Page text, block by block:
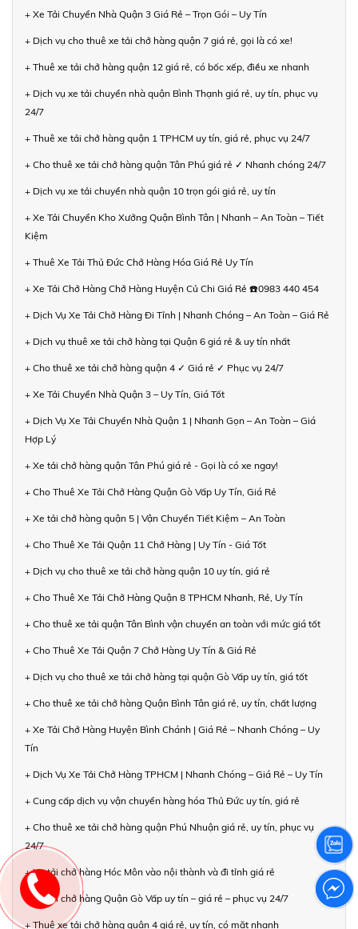
+ Xe Tải Chuyển Nhà Quận 3 Giá Rẻ – Trọn Gói – Uy Tín
+ Dịch vụ cho thuê xe tải chở hàng quận 7 giá rẻ, gọi là có xe!
+ Thuê xe tải chở hàng quận 12 giá rẻ, có bốc xếp, điều xe nhanh
+ Dịch vụ xe tải chuyển nhà quận Bình Thạnh giá rẻ, uy tín, phục vụ
24/7
+ Thuê xe tải chở hàng quận 1 TPHCM uy tín, giá rẻ, phục vụ 24/7
+ Cho thuê xe tải chở hàng quận Tân Phú giá rẻ ✓ Nhanh chóng 24/7
+ Dịch vụ xe tải chuyển nhà quận 10 trọn gói giá rẻ, uy tín
+ Xe Tải Chuyển Kho Xưởng Quận Bình Tân | Nhanh – An Toàn – Tiết
Kiệm
+ Thuê Xe Tải Thủ Đức Chở Hàng Hóa Giá Rẻ Uy Tín
+ Xe Tải Chở Hàng Chở Hàng Huyện Củ Chi Giá Rẻ ☎️0983 440 454
+ Dịch Vụ Xe Tải Chở Hàng Đi Tỉnh | Nhanh Chóng – An Toàn – Giá Rẻ
+ Dịch vụ thuê xe tải chở hàng tại Quận 6 giá rẻ & uy tín nhất
+ Cho thuê xe tải chở hàng quận 4 ✓ Giá rẻ ✓ Phục vụ 24/7
+ Xe Tải Chuyển Nhà Quận 3 – Uy Tín, Giá Tốt
+ Dịch Vụ Xe Tải Chuyển Nhà Quận 1 | Nhanh Gọn – An Toàn – Giá
Hợp Lý
+ Xe tải chở hàng quận Tân Phú giá rẻ - Gọi là có xe ngay!
+ Cho Thuê Xe Tải Chở Hàng Quận Gò Vấp Uy Tín, Giá Rẻ
+ Xe tải chở hàng quận 5 | Vận Chuyển Tiết Kiệm – An Toàn
+ Cho Thuê Xe Tải Quận 11 Chở Hàng | Uy Tín - Giá Tốt
+ Dịch vụ cho thuê xe tải chở hàng quận 10 uy tín, giá rẻ
+ Cho Thuê Xe Tải Chở Hàng Quận 8 TPHCM Nhanh, Rẻ, Uy Tín
+ Cho thuê xe tải quận Tân Bình vận chuyển an toàn với mức giá tốt
+ Cho Thuê Xe Tải Quận 7 Chở Hàng Uy Tín & Giá Rẻ
+ Dịch vụ cho thuê xe tải chở hàng tại quận Gò Vấp uy tín, giá tốt
+ Cho thuê xe tải chở hàng Quận Bình Tân giá rẻ, uy tín, chất lượng
+ Xe Tải Chở Hàng Huyện Bình Chánh | Giá Rẻ – Nhanh Chóng – Uy
Tín
+ Dịch Vụ Xe Tải Chở Hàng TPHCM | Nhanh Chóng – Giá Rẻ – Uy Tín
+ Cung cấp dịch vụ vận chuyển hàng hóa Thủ Đức uy tín, giá rẻ
+ Cho thuê xe tải chở hàng quận Phú Nhuận giá rẻ, uy tín, phục vụ
24/7
+ Xe tải chở hàng Hóc Môn vào nội thành và đi tỉnh giá rẻ
+ Xe tải chở hàng Quận Gò Vấp uy tín – giá rẻ – phục vụ 24/7
+ Thuê xe tải chở hàng quận 4 giá rẻ, uy tín, có mặt nhanh